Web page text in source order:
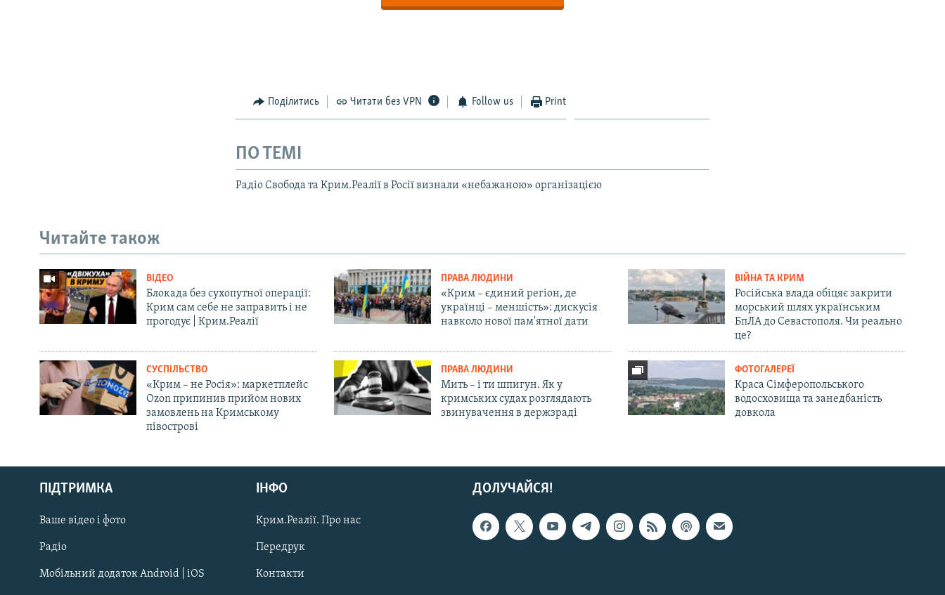
Русский
Qırımtatar
ДОЛУЧАЙСЯ!
Поділитись Читати без VPN Follow us Print
ПО ТЕМІ
Радіо Свобода та Крим.Реалії в Росії визнали «небажаною» організацією
Читайте також
ВІДЕО
Блокада без сухопутної операції:
Крим сам себе не заправить і не
прогодує | Крим.Реалії
ПРАВА ЛЮДИНИ
«Крим – єдиний регіон, де
українці – меншість»: дискусія
навколо нової пам'ятної дати
ВІЙНА ТА КРИМ
Російська влада обіцяє закрити
морський шлях українським
БпЛА до Севастополя. Чи реально
це?
СУСПІЛЬСТВО
«Крим – не Росія»: маркетплейс
Ozon припинив прийом нових
замовлень на Кримському
півострові
ПРАВА ЛЮДИНИ
Мить – і ти шпигун. Як у
кримських судах розглядають
звинувачення в держзраді
ФОТОГАЛЕРЕЇ
Краса Сімферопольського
водосховища та занедбаність
довкола
ДОЛУЧАЙСЯ!
ПІДТРИМКА
Ваше відео і фото
Радіо
Мобільний додаток Android | iOS
ІНФО
Крим.Реалії. Про нас
Передрук
Контакти